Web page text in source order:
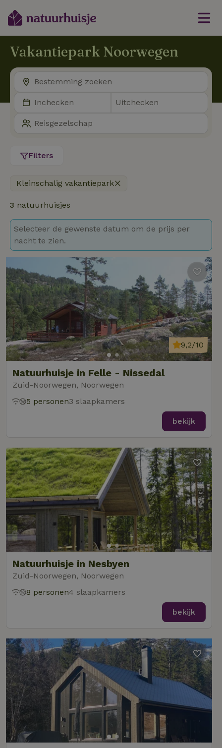
Vakantiepark Noorwegen
Filters
Kleinschalig vakantiepark
3 natuurhuisjes
Selecteer de gewenste datum om de prijs per
nacht te zien.
Natuurhuisje in Felle - Nissedal
Zuid-Noorwegen, Noorwegen
9,2/10
5 personen3 slaapkamers
bekijk
Natuurhuisje in Nesbyen
Zuid-Noorwegen, Noorwegen
8 personen4 slaapkamers
bekijk